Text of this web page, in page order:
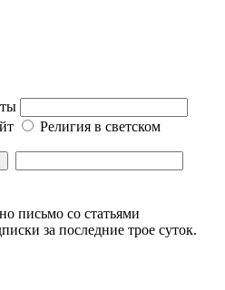
Религия в светском
письмо со статьями
за последние трое суток.